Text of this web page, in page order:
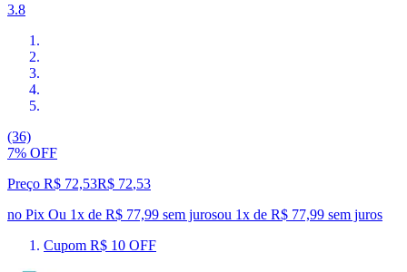
3.8
(36)
7% OFF
Preço R$ 72,53R$ 72,53
no Pix Ou 1x de R$ 77,99 sem jurosou 1x de R$ 77,99 sem juros
Cupom R$ 10 OFF